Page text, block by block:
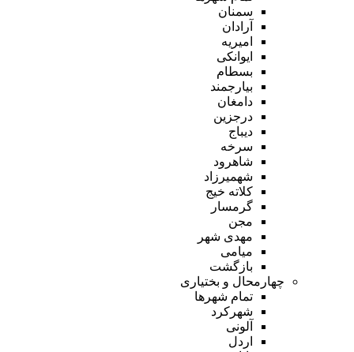
سمنان
آرادان
امیریه
ایوانکی
بسطام
بیارجمند
دامغان
درجزین
دیباج
سرخه
شاهرود
شهمیرزاد
کلاته خیج
گرمسار
مجن
مهدی شهر
میامی
بازگشت
چهارمحال و بختیاری
تمام شهر‌ها
شهرکرد
آلونی
اردل